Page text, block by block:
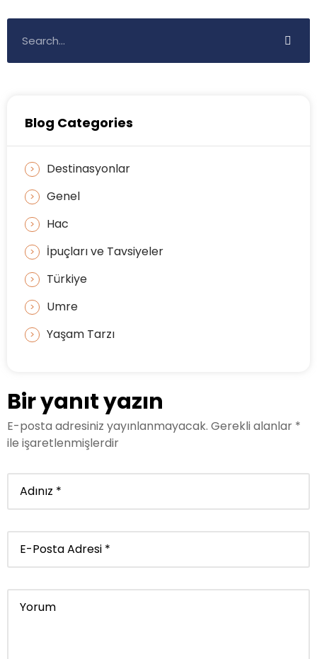
Blog Categories
Destinasyonlar
Genel
Hac
İpuçları ve Tavsiyeler
Türkiye
Umre
Yaşam Tarzı
Bir yanıt yazın
E-posta adresiniz yayınlanmayacak. Gerekli alanlar *
ile işaretlenmişlerdir